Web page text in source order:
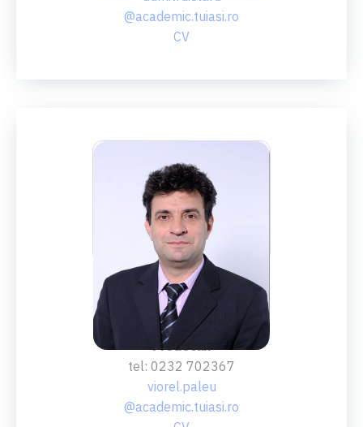
@academic.tuiasi.ro
CV
PROF.AB.DR.ING.
Viorel Paleu
Prodecan
tel: 0232 702367
viorel.paleu
@academic.tuiasi.ro